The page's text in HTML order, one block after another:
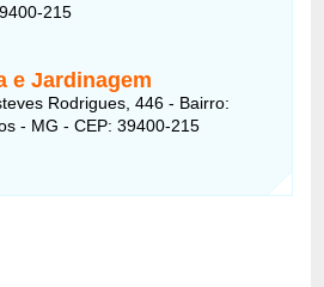
215
e Jardinagem
Rodrigues, 446 - Bairro:
- MG - CEP: 39400-215